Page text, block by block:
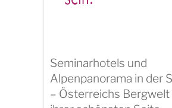
Seminarhotels und
Alpenpanorama in der
– Österreichs Bergwelt